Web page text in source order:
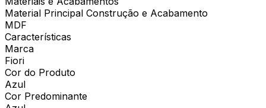
Material Principal Construção e Acabamento
MDF
Características
Marca
Fiori
Cor do Produto
Azul
Cor Predominante